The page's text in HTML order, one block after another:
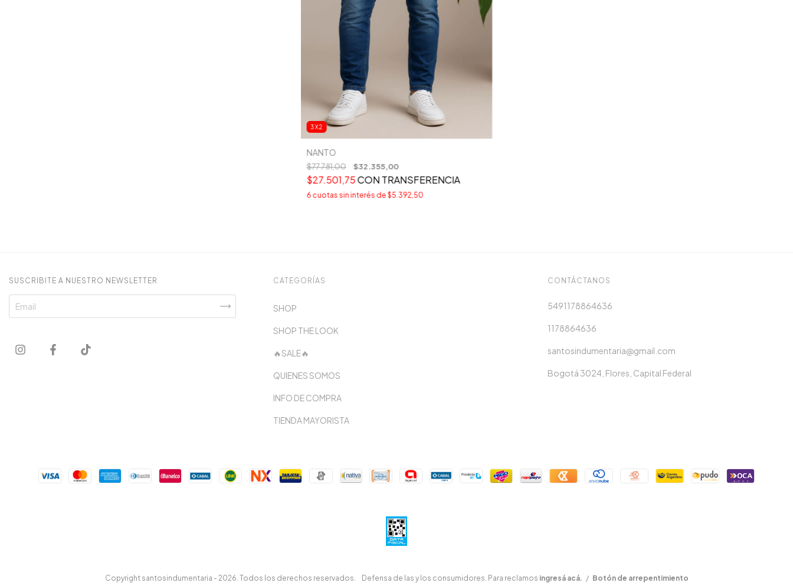
3X2
NANTO
$77.781,00 $32.355,00
$27.501,75CONTRANSFERENCIA
6 cuotas sin interés de $5.392,50
SUSCRIBITE A NUESTRO NEWSLETTER CATEGORÍAS
SHOP
SHOP THE LOOK
🔥SALE🔥
QUIENES SOMOS
INFO DE COMPRA
TIENDA MAYORISTA
CONTÁCTANOS
5491178864636
1178864636
santosindumentaria@gmail.com
Bogotá 3024, Flores, Capital Federal
Copyright santosindumentaria - 2026. Todos los derechos reservados. Defensa de las y los consumidores. Para reclamos ingresá acá. / Botón de arrepentimiento